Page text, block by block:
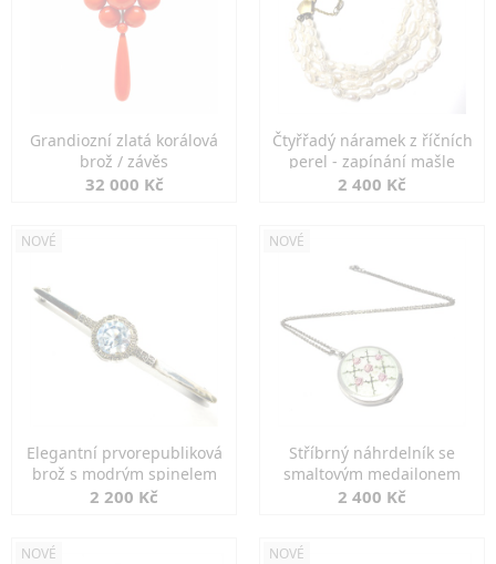
Grandiozní zlatá korálová
brož / závěs
32 000 Kč
Čtyřřadý náramek z říčních
perel - zapínání mašle
2 400 Kč
NOVÉ
Elegantní prvorepubliková
brož s modrým spinelem
2 200 Kč
NOVÉ
Stříbrný náhrdelník se
smaltovým medailonem
2 400 Kč
NOVÉ NOVÉ